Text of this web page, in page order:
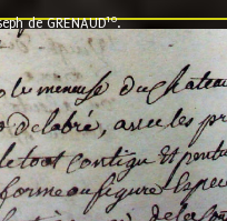
de GRENAUD10.
jour du mois de
de Moyriat chevalier baron
a monseigneur monsieur
de Bourgogne, present et
sur ses hommes, indivisables et
seigneur Baron et ses